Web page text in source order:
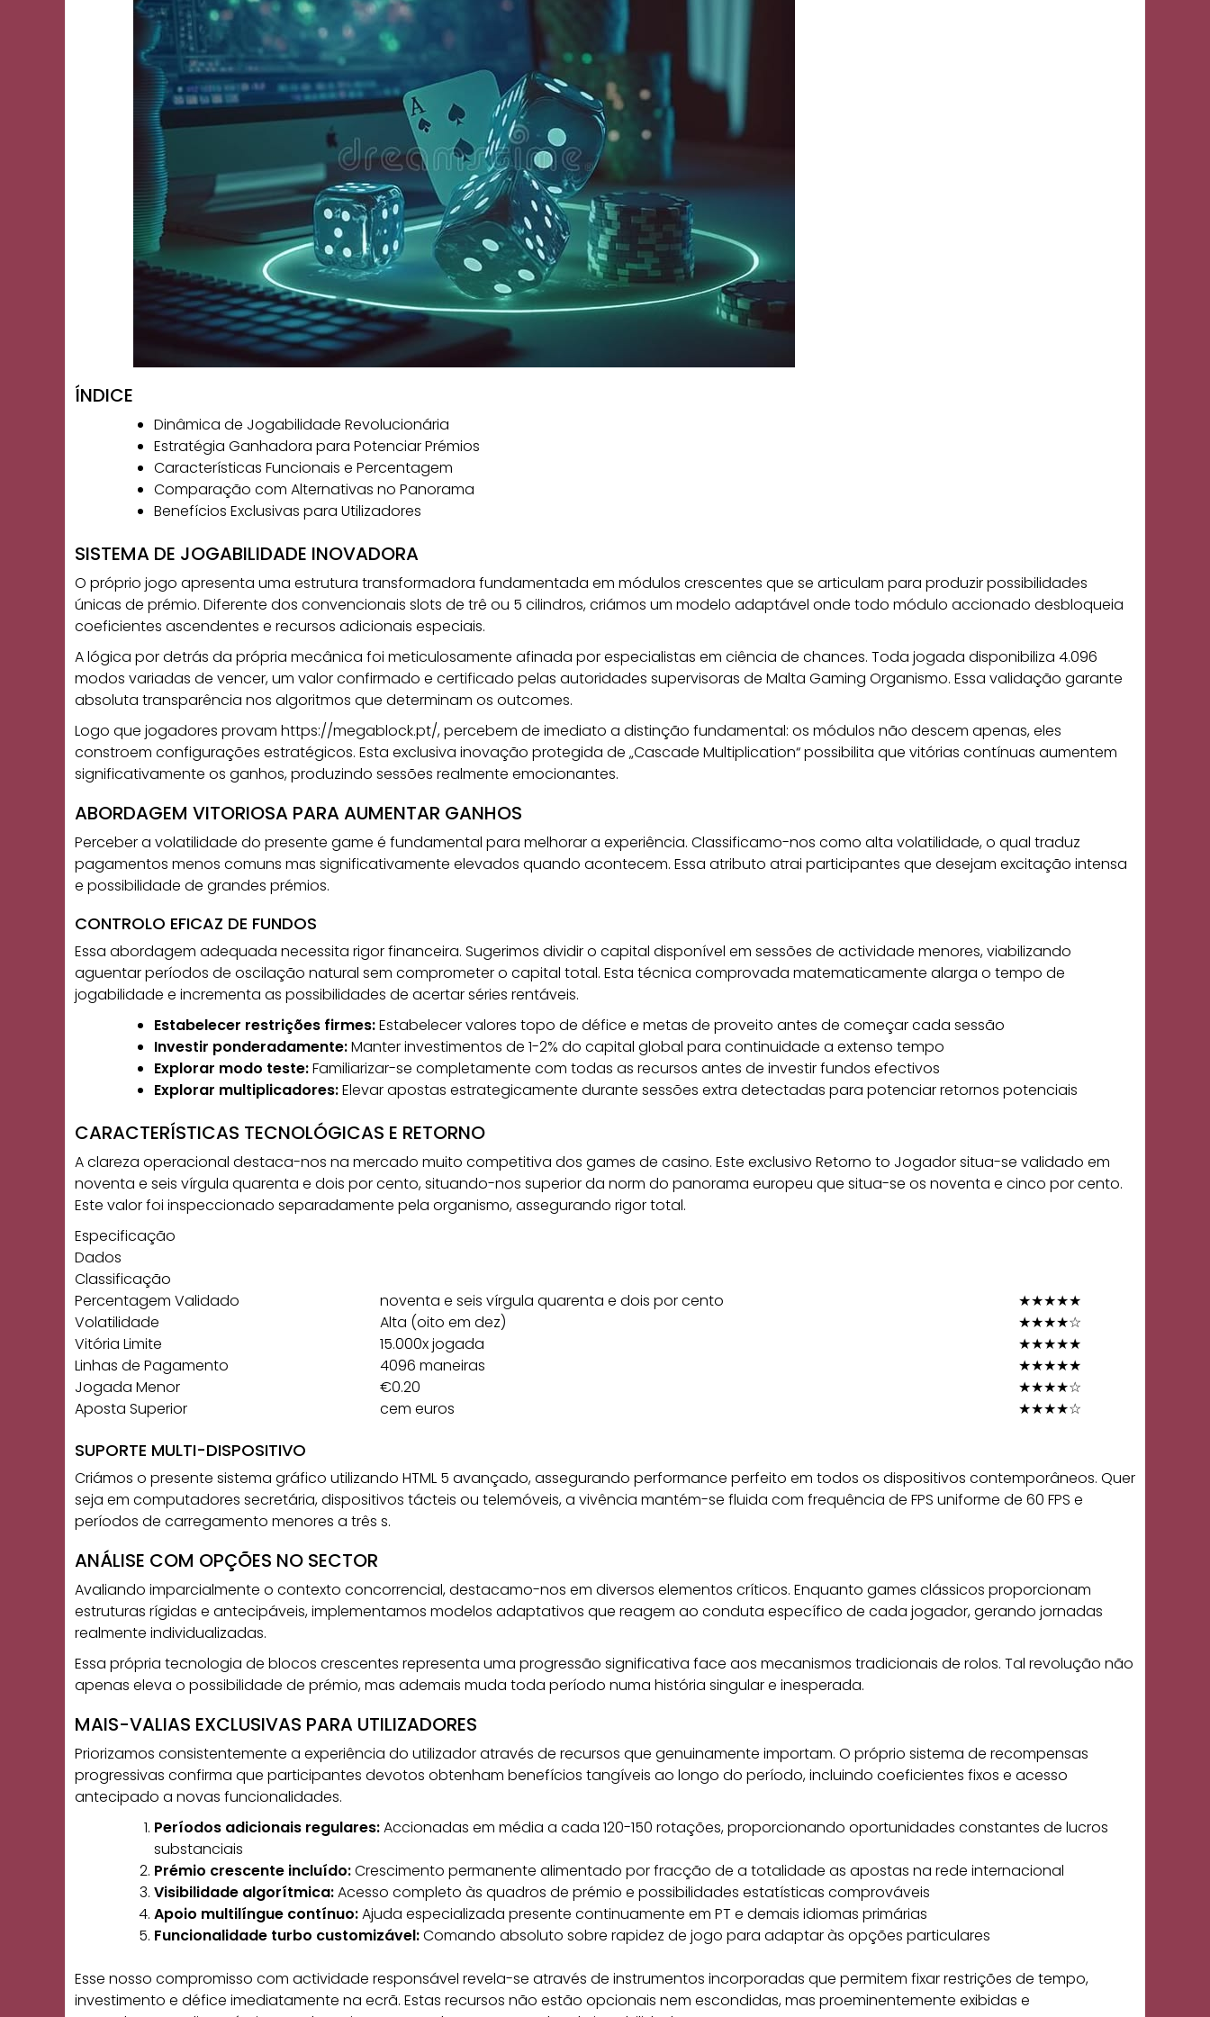
ÍNDICE
Dinâmica de Jogabilidade Revolucionária
Estratégia Ganhadora para Potenciar Prémios
Características Funcionais e Percentagem
Comparação com Alternativas no Panorama
Benefícios Exclusivas para Utilizadores
SISTEMA DE JOGABILIDADE INOVADORA
O próprio jogo apresenta uma estrutura transformadora fundamentada em módulos crescentes que se articulam para produzir possibilidades
únicas de prémio. Diferente dos convencionais slots de trê ou 5 cilindros, criámos um modelo adaptável onde todo módulo accionado desbloqueia
coeficientes ascendentes e recursos adicionais especiais.
A lógica por detrás da própria mecânica foi meticulosamente afinada por especialistas em ciência de chances. Toda jogada disponibiliza 4.096
modos variadas de vencer, um valor confirmado e certificado pelas autoridades supervisoras de Malta Gaming Organismo. Essa validação garante
absoluta transparência nos algoritmos que determinam os outcomes.
Logo que jogadores provam https://megablock.pt/, percebem de imediato a distinção fundamental: os módulos não descem apenas, eles
constroem configurações estratégicos. Esta exclusiva inovação protegida de „Cascade Multiplication“ possibilita que vitórias contínuas aumentem
significativamente os ganhos, produzindo sessões realmente emocionantes.
ABORDAGEM VITORIOSA PARA AUMENTAR GANHOS
Perceber a volatilidade do presente game é fundamental para melhorar a experiência. Classificamo-nos como alta volatilidade, o qual traduz
pagamentos menos comuns mas significativamente elevados quando acontecem. Essa atributo atrai participantes que desejam excitação intensa
e possibilidade de grandes prémios.
CONTROLO EFICAZ DE FUNDOS
Essa abordagem adequada necessita rigor financeira. Sugerimos dividir o capital disponível em sessões de actividade menores, viabilizando
aguentar períodos de oscilação natural sem comprometer o capital total. Esta técnica comprovada matematicamente alarga o tempo de
jogabilidade e incrementa as possibilidades de acertar séries rentáveis.
Estabelecer restrições firmes:Estabelecer valores topo de défice e metas de proveito antes de começar cada sessão
Investir ponderadamente:Manter investimentos de 1-2% do capital global para continuidade a extenso tempo
Explorar modo teste:Familiarizar-se completamente com todas as recursos antes de investir fundos efectivos
Explorar multiplicadores:Elevar apostas estrategicamente durante sessões extra detectadas para potenciar retornos potenciais
CARACTERÍSTICAS TECNOLÓGICAS E RETORNO
A clareza operacional destaca-nos na mercado muito competitiva dos games de casino. Este exclusivo Retorno to Jogador situa-se validado em
noventa e seis vírgula quarenta e dois por cento, situando-nos superior da norm do panorama europeu que situa-se os noventa e cinco por cento.
Este valor foi inspeccionado separadamente pela organismo, assegurando rigor total.
Especificação
Dados
Classificação
Percentagem Validado
noventa e seis vírgula quarenta e dois por cento
★★★★★
Volatilidade
Alta (oito em dez)
★★★★☆
Vitória Limite
15.000x jogada
★★★★★
Linhas de Pagamento
4096 maneiras
★★★★★
Jogada Menor
€0.20
★★★★☆
Aposta Superior
cem euros ★★★★☆
SUPORTE MULTI-DISPOSITIVO
Criámos o presente sistema gráfico utilizando HTML 5 avançado, assegurando performance perfeito em todos os dispositivos contemporâneos. Quer
seja em computadores secretária, dispositivos tácteis ou telemóveis, a vivência mantém-se fluida com frequência de FPS uniforme de 60 FPS e
períodos de carregamento menores a três s.
ANÁLISE COM OPÇÕES NO SECTOR
Avaliando imparcialmente o contexto concorrencial, destacamo-nos em diversos elementos críticos. Enquanto games clássicos proporcionam
estruturas rígidas e antecipáveis, implementamos modelos adaptativos que reagem ao conduta específico de cada jogador, gerando jornadas
realmente individualizadas.
Essa própria tecnologia de blocos crescentes representa uma progressão significativa face aos mecanismos tradicionais de rolos. Tal revolução não
apenas eleva o possibilidade de prémio, mas ademais muda toda período numa história singular e inesperada.
MAIS-VALIAS EXCLUSIVAS PARA UTILIZADORES
Priorizamos consistentemente a experiência do utilizador através de recursos que genuinamente importam. O próprio sistema de recompensas
progressivas confirma que participantes devotos obtenham benefícios tangíveis ao longo do período, incluindo coeficientes fixos e acesso
antecipado a novas funcionalidades.
Períodos adicionais regulares:Accionadas em média a cada 120-150 rotações, proporcionando oportunidades constantes de lucros
substanciais
Prémio crescente incluído:Crescimento permanente alimentado por fracção de a totalidade as apostas na rede internacional
Visibilidade algorítmica:Acesso completo às quadros de prémio e possibilidades estatísticas comprováveis
Apoio multilíngue contínuo:Ajuda especializada presente continuamente em PT e demais idiomas primárias
Funcionalidade turbo customizável:Comando absoluto sobre rapidez de jogo para adaptar às opções particulares
Esse nosso compromisso com actividade responsável revela-se através de instrumentos incorporadas que permitem fixar restrições de tempo,
investimento e défice imediatamente na ecrã. Estas recursos não estão opcionais nem escondidas, mas proeminentemente exibidas e